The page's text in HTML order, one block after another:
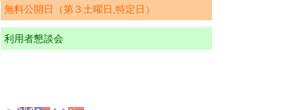
無料公開日（第３土曜日,特定日）
利用者懇談会